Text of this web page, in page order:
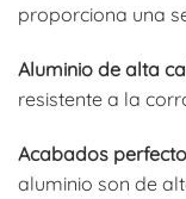
proporciona una
Aluminio de alta
resistente a la
Acabados
aluminio son de